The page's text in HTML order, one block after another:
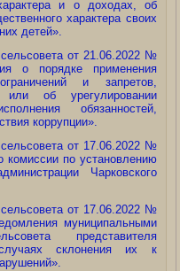
и о доходах, об
характера своих
детей».
от 21.06.2022 №
о порядке применения
и запретов,
или об урегулировании
обязанностей,
коррупции».
от 17.06.2022 №
по установлению
Чарковского
от 17.06.2022 №
муниципальными
представителя
склонения их к